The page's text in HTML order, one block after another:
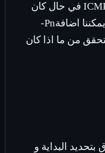
في حال كان
يمكننا اضافة-Pn
من ما اذا كان
البداية و